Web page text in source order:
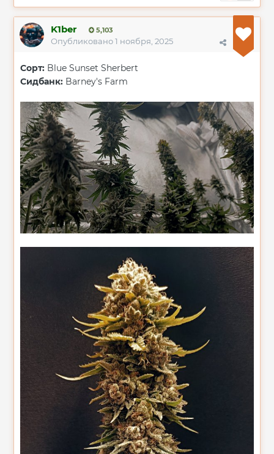
K1ber 5,103
Опубликовано1 ноября, 2025
Сорт: Blue Sunset Sherbert
Сидбанк: Barney's Farm